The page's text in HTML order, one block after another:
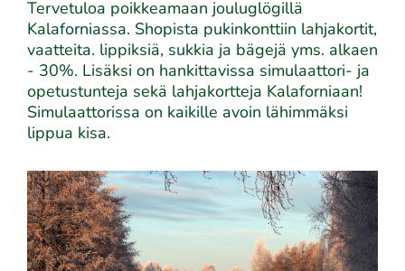
Tervetuloa poikkeamaan jouluglögillä
Kalaforniassa. Shopista pukinkonttiin lahjakortit,
vaatteita. lippiksiä, sukkia ja bägejä yms. alkaen
- 30%. Lisäksi on hankittavissa simulaattori- ja
opetustunteja sekä lahjakortteja Kalaforniaan!
Simulaattorissa on kaikille avoin lähimmäksi
lippua kisa.